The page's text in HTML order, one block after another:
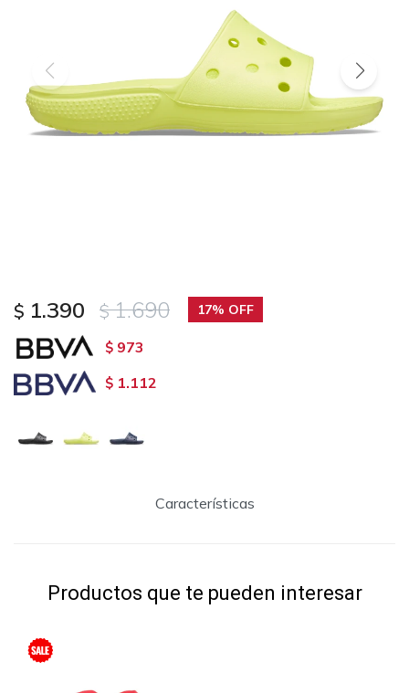
$ 1.390 $ 1.690 17
$ 973
$ 1.112
Características
Productos que te pueden interesar